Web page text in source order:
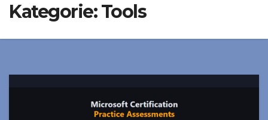
Kategorie:Tools